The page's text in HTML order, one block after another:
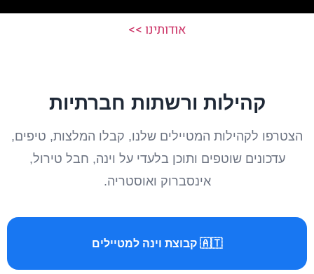
אודותינו >>
קהילות ורשתות חברתיות
הצטרפו לקהילות המטיילים שלנו, קבלו המלצות, טיפים,
עדכונים שוטפים ותוכן בלעדי על וינה, חבל טירול,
אינסברוק ואוסטריה.
🇦🇹 קבוצת וינה למטיילים